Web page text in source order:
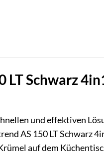
LT Schwarz
und effektiven
AS 150 LT Schwarz
auf dem